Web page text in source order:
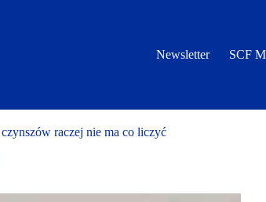
Newsletter SCF
raczej nie ma co liczyć